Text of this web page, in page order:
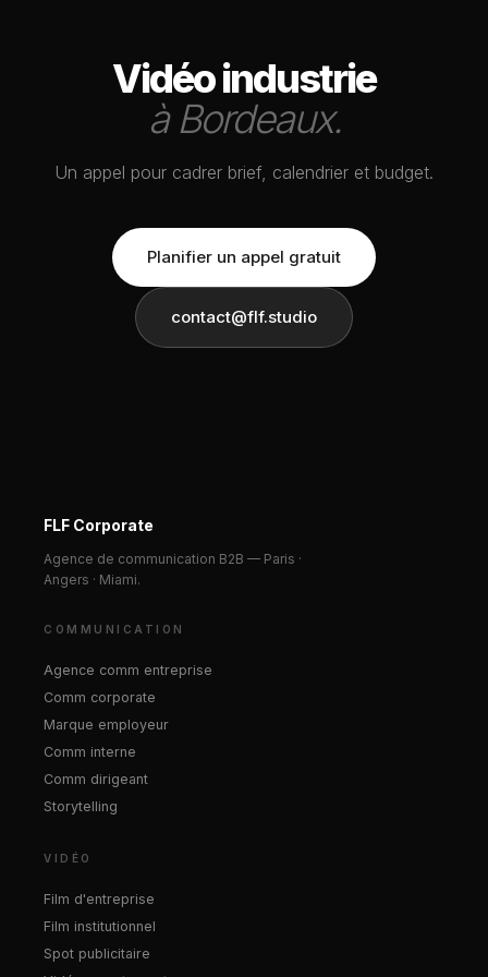
Vidéo industrie
à Bordeaux.
Un appel pour cadrer brief, calendrier et budget.
Planifier un appel gratuit
contact@flf.studio
FLF Corporate
Agence de communication B2B — Paris ·
Angers · Miami.
COMMUNICATION
Agence comm entreprise
Comm corporate
Marque employeur
Comm interne
Comm dirigeant
Storytelling
VIDÉO
Film d'entreprise
Film institutionnel
Spot publicitaire